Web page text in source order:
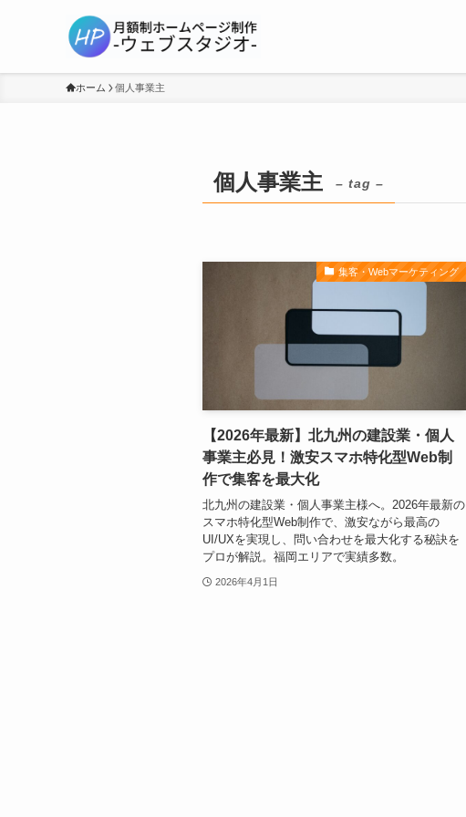
ホーム 個人事業主
個人事業主 – tag –
集客・Webマーケティング
【2026年最新】北九州の建設業・個人
事業主必見！激安スマホ特化型Web制
作で集客を最大化
北九州の建設業・個人事業主様へ。2026年最新の
スマホ特化型Web制作で、激安ながら最高の
UI/UXを実現し、問い合わせを最大化する秘訣を
プロが解説。福岡エリアで実績多数。
2026年4月1日